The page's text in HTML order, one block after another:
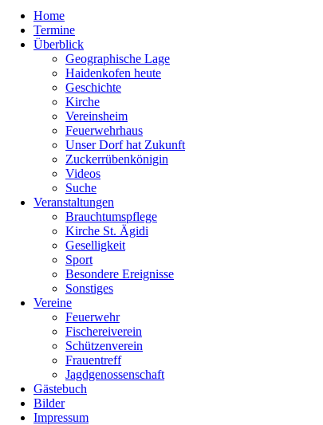
Home
Termine
Überblick
Geographische Lage
Haidenkofen heute
Geschichte
Kirche
Vereinsheim
Feuerwehrhaus
Unser Dorf hat Zukunft
Zuckerrübenkönigin
Videos
Suche
Veranstaltungen
Brauchtumspflege
Kirche St. Ägidi
Geselligkeit
Sport
Besondere Ereignisse
Sonstiges
Vereine
Feuerwehr
Fischereiverein
Schützenverein
Frauentreff
Jagdgenossenschaft
Gästebuch
Bilder
Impressum